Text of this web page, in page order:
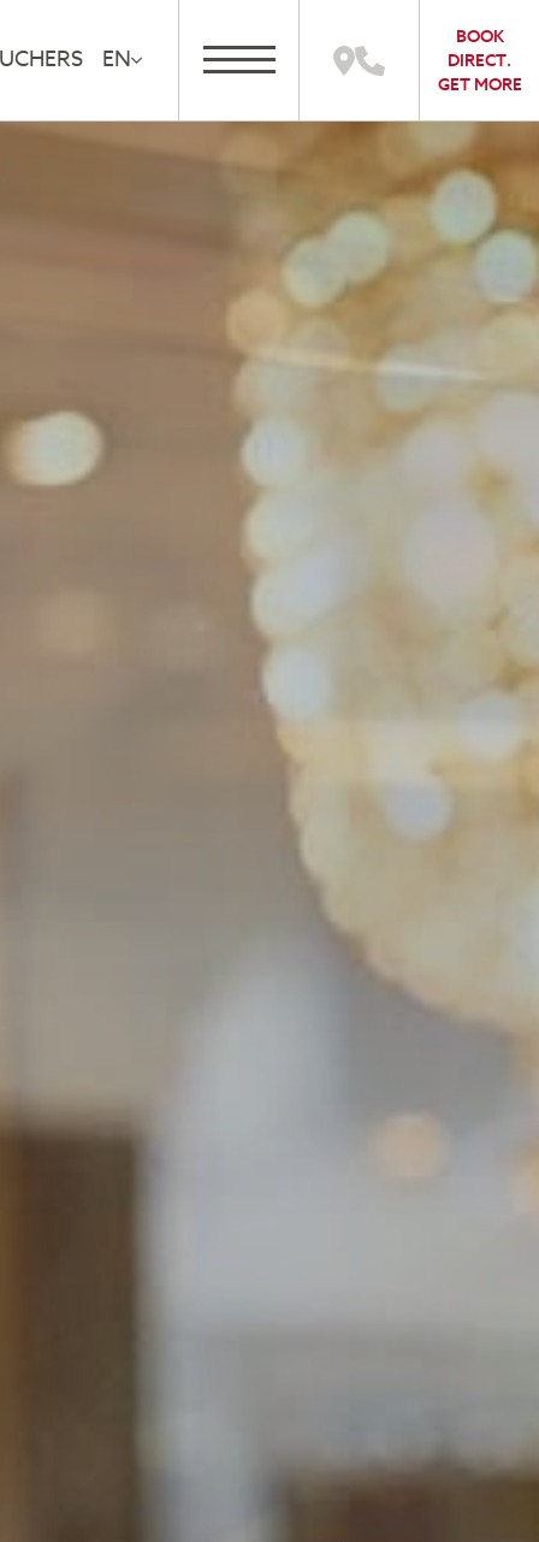
EN
BOOK
DIRECT.
GET MORE